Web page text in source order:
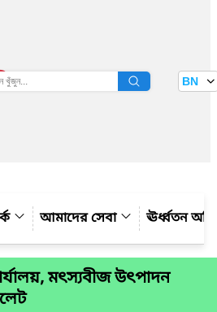
তথ্য বাতায়ন BN
আমাদের সেবা ঊর্ধ্বতন
মৎস্যবীজ উৎপাদন